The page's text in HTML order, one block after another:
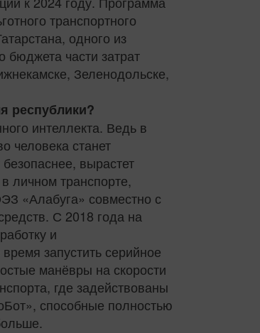
транспортного
одного из
части затрат
Зеленодольске,
республики?
интеллекта. Ведь в
человека станет
вырастет
личном транспорте,
«Алабуга» совместно с
С 2018 года на
и
запустить серийное
манёвры на скорости
где задействованы
способные полностью